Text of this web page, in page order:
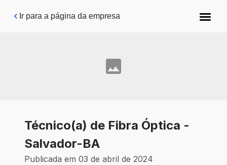
Pular para o conteúdo principal
Ir para a página da empresa
Técnico(a) de Fibra Óptica -
Salvador-BA
Publicada em 03 de abril de 2024